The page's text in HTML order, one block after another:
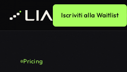
Iscriviti alla Waitlist
Pricing